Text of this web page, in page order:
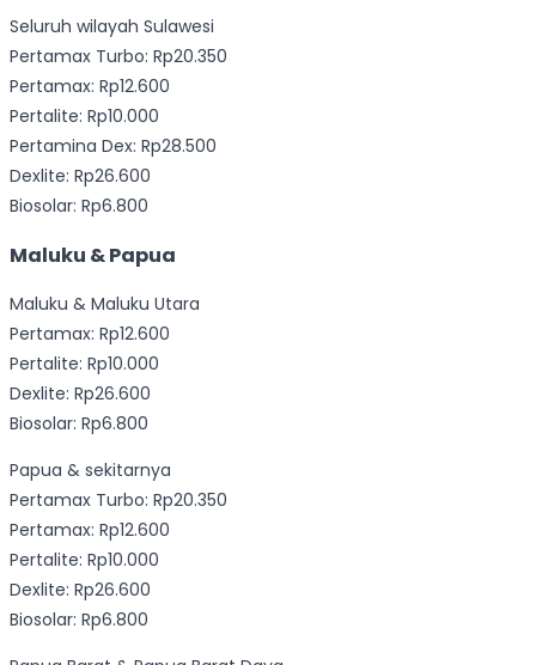
Seluruh wilayah Sulawesi
Pertamax Turbo: Rp20.350
Pertamax: Rp12.600
Pertalite: Rp10.000
Pertamina Dex: Rp28.500
Dexlite: Rp26.600
Biosolar: Rp6.800
Maluku & Papua
Maluku & Maluku Utara
Pertamax: Rp12.600
Pertalite: Rp10.000
Dexlite: Rp26.600
Biosolar: Rp6.800
Papua & sekitarnya
Pertamax Turbo: Rp20.350
Pertamax: Rp12.600
Pertalite: Rp10.000
Dexlite: Rp26.600
Biosolar: Rp6.800